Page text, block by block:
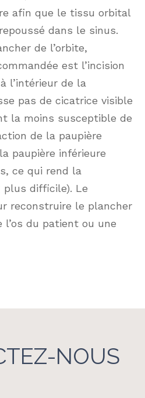
afin que le tissu orbital
dans le sinus.
de l’orbite,
est l’incision
l’intérieur de la
pas de cicatrice visible
la moins susceptible de
de la paupière
paupière inférieure
ce qui rend la
plus difficile). Le
reconstruire le plancher
l’os du patient ou une
NOUS